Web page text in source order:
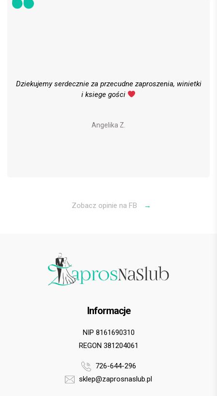
Dziekujemy serdecznie za przecudne zaproszenia, winietki
i ksiege gości
Angelika Z.
Zobacz opinie na FB →
Informacje
NIP 8161690310
REGON 381204061
726-644-296
sklep@zaprosnaslub.pl